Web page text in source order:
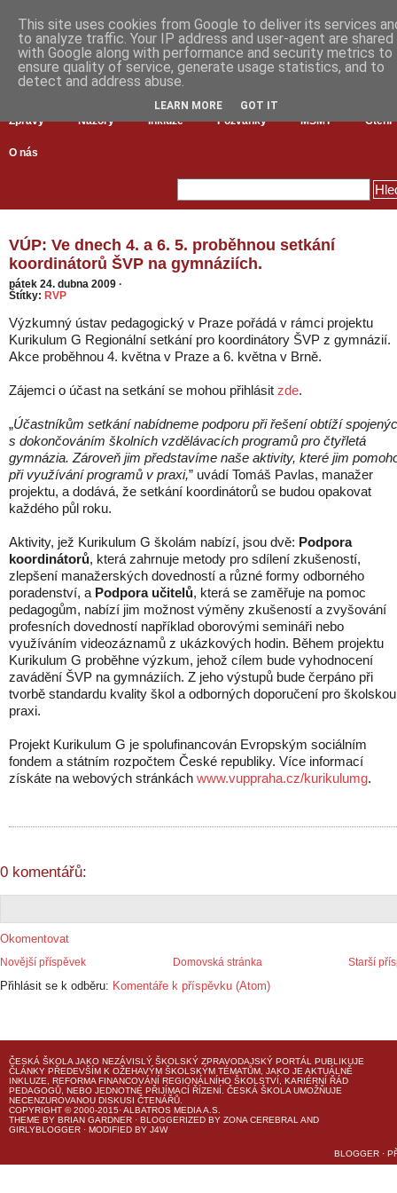
Zprávy Názory Inkluze Pozvánky MŠMT Čtení
O nás
VÚP: Ve dnech 4. a 6. 5. proběhnou setkání
koordinátorů ŠVP na gymnáziích.
pátek 24. dubna 2009 ·
Štítky: RVP
Výzkumný ústav pedagogický v Praze pořádá v rámci projektu
Kurikulum G Regionální setkání pro koordinátory ŠVP z gymnázií.
Akce proběhnou 4. května v Praze a 6. května v Brně.
Zájemci o účast na setkání se mohou přihlásit zde.
„Účastníkům setkání nabídneme podporu při řešení obtíží
s dokončováním školních vzdělávacích programů pro čtyřletá
gymnázia. Zároveň jim představíme naše aktivity, které jim
při využívání programů v praxi,” uvádí Tomáš Pavlas, manažer
projektu, a dodává, že setkání koordinátorů se budou opakovat
každého půl roku.
Aktivity, jež Kurikulum G školám nabízí, jsou dvě: Podpora
koordinátorů, která zahrnuje metody pro sdílení zkušeností,
zlepšení manažerských dovedností a různé formy odborného
poradenství, a Podpora učitelů, která se zaměřuje na pomoc
pedagogům, nabízí jim možnost výměny zkušeností a zvyšování
profesních dovedností například oborovými semináři nebo
využíváním videozáznamů z ukázkových hodin. Během projektu
Kurikulum G proběhne výzkum, jehož cílem bude vyhodnocení
zavádění ŠVP na gymnáziích. Z jeho výstupů bude čerpáno při
tvorbě standardu kvality škol a odborných doporučení pro školskou
praxi.
Projekt Kurikulum G je spolufinancován Evropským sociálním
fondem a státním rozpočtem České republiky. Více informací
získáte na webových stránkách www.vuppraha.cz/ku­rikulumg.
0 komentářů:
Okomentovat
Novější příspěvek Starší
Domovská stránka
Přihlásit se k odběru: Komentáře k příspěvku (Atom)
ČESKÁ ŠKOLA JAKO NEZÁVISLÝ ŠKOLSKÝ ZPRAVODAJSKÝ PORTÁL PUBLIKUJE
ČLÁNKY PŘEDEVŠÍM K OŽEHAVÝM ŠKOLSKÝM TÉMATŮM, JAKO JE AKTUÁLNĚ
INKLUZE, REFORMA FINANCOVÁNÍ REGIONÁLNÍHO ŠKOLSTVÍ, KARIÉRNÍ ŘÁD
PEDAGOGŮ, NEBO JEDNOTNÉ PŘIJÍMACÍ ŘÍZENÍ. ČESKÁ ŠKOLA UMOŽŇUJE
NECENZUROVANOU DISKUSI ČTENÁŘŮ.
COPYRIGHT © 2000-2015· ALBATROS MEDIA A.S.
THEME BY BRIAN GARDNER · BLOGGERIZED BY ZONA CEREBRAL AND
GIRLYBLOGGER · MODIFIED BY J4W
BLOGGER ·
This site uses cookies from Google to deliver its services
to analyze traffic. Your IP address and user-agent are shared
with Google along with performance and security metrics to
ensure quality of service, generate usage statistics, and to
detect and address abuse.
LEARN MORE GOT IT